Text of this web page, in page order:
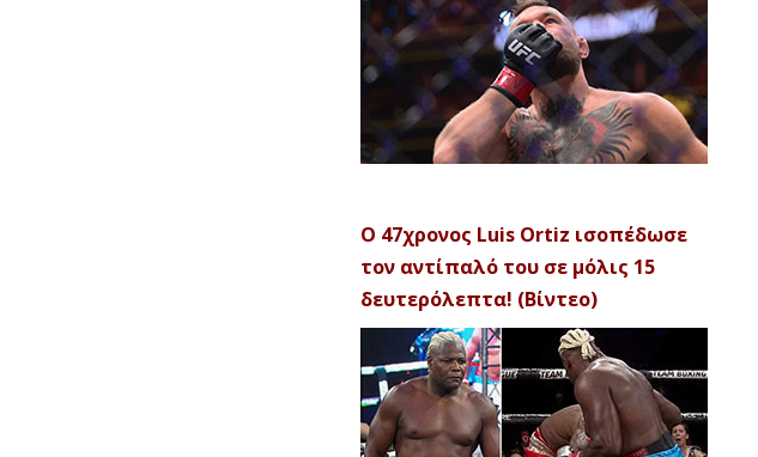
Ο 47χρονος Luis Ortiz ισοπέδωσε
τον αντίπαλό του σε μόλις 15
δευτερόλεπτα! (Βίντεο)